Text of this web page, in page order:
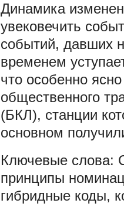
Динамика
увековечить
событий, давших
временем
что особенно
общественного
(БКЛ), станции
основном
принципы
гибридные коды,